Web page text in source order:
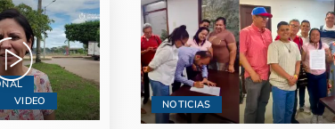
VIDEO NOTICIAS